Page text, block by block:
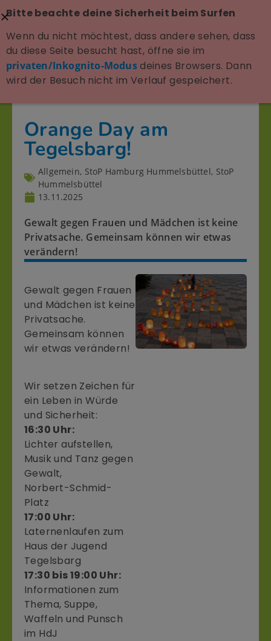
Orange Day am
Tegelsbarg!
Allgemein, StoP Hamburg Hummelsbüttel, StoP
Hummelsbüttel
13.11.2025
Gewalt gegen Frauen und Mädchen ist keine
Privatsache. Gemeinsam können wir etwas
verändern!
Gewalt gegen Frauen
und Mädchen ist keine
Privatsache.
Gemeinsam können
wir etwas verändern!
Wir setzen Zeichen für
ein Leben in Würde
und Sicherheit:
16:30 Uhr:
Lichter aufstellen,
Musik und Tanz gegen
Gewalt,
Norbert-Schmid-
Platz
17:00 Uhr:
Laternenlaufen zum
Haus der Jugend
Tegelsbarg
17:30 bis 19:00 Uhr:
Informationen zum
Thema, Suppe,
Waffeln und Punsch
im HdJ
Bitte beachte deine Sicherheit beim Surfen
Wenn du nicht möchtest, dass andere sehen, dass
du diese Seite besucht hast, öffne sie im
privaten/Inkognito-Modusdeines Browsers. Dann
wird der Besuch nicht im Verlauf gespeichert.